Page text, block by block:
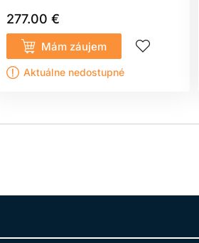
277.00 €
Mám záujem
Aktuálne nedostupné